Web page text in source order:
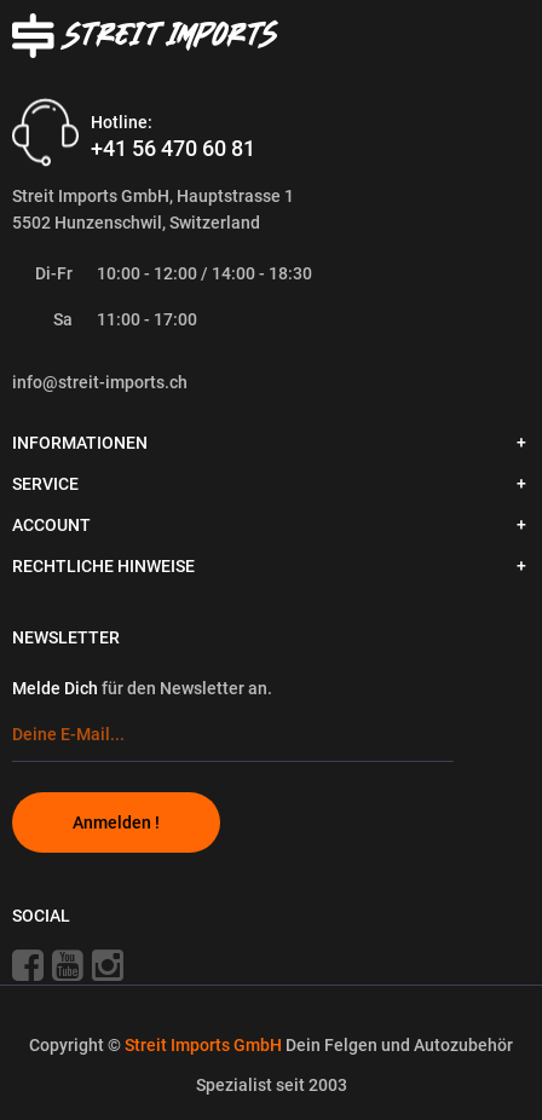
Hotline:
+41 56 470 60 81
Streit Imports GmbH, Hauptstrasse 1
5502 Hunzenschwil, Switzerland
Di-Fr 10:00 - 12:00 / 14:00 - 18:30
Sa 11:00 - 17:00
info@streit-imports.ch
INFORMATIONEN
SERVICE
ACCOUNT
RECHTLICHE HINWEISE
NEWSLETTER
Melde Dich für den Newsletter an.
Anmelden !
SOCIAL
Copyright ©Streit Imports GmbH Dein Felgen und Autozubehör
Spezialist seit 2003